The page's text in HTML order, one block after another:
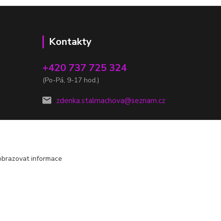
Kontakty
+420 737 725 324
(Po-Pá, 9-17 hod.)
zdenka.stalmachova@seznam.cz
informace